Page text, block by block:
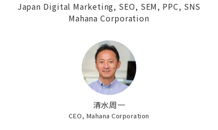
Japan Digital Marketing, SEO, SEM, PPC, SNS
Mahana Corporation
清水周一
CEO, Mahana Corporation